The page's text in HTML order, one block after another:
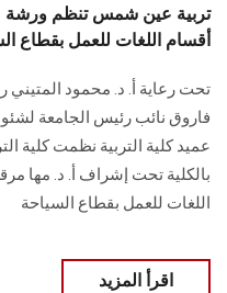
تربية عين شمس تنظم ورشة
أقسام اللغات للعمل بقطاع
تحت رعاية أ. د. محمود
فاروق نائب رئيس الجامعة
عميد كلية التربية نظمت كلية
بالكلية تحت إشراف أ. د. مها
اللغات للعمل بقطاع السياحة
اقرأ المزيد